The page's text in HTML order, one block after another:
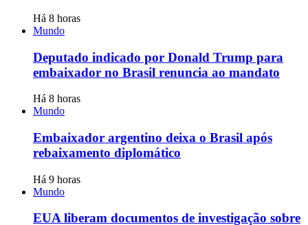
Há 8 horas
Mundo
Deputado indicado por Donald Trump para
embaixador no Brasil renuncia ao mandato
Há 8 horas
Mundo
Embaixador argentino deixa o Brasil após
rebaixamento diplomático
Há 9 horas
Mundo
EUA liberam documentos de investigação sobre